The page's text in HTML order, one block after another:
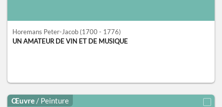
Horemans Peter-Jacob (1700 - 1776)
UN AMATEUR DE VIN ET DE MUSIQUE
Œuvre / Peinture